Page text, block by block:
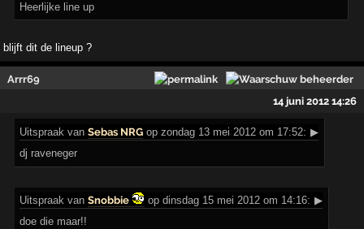
Heerlijke line up
blijft dit de lineup ?
Arrr69
14 juni 2012 14:26
Uitspraak vanSebas NRG op zondag 13 mei 2012 om 17:52: ▶
dj raveneger
Uitspraak vanSnobbie op dinsdag 15 mei 2012 om 14:16: ▶
doe die maar!!